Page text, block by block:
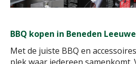
BBQ kopen in Beneden
Met de juiste BBQ en